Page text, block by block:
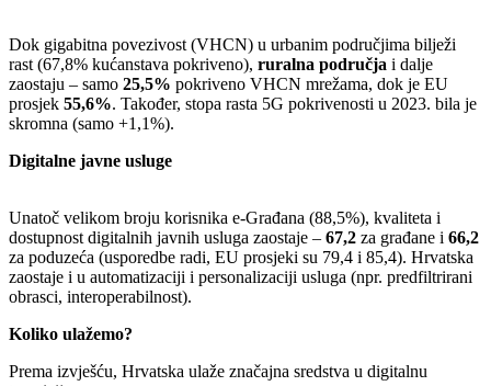
Dok gigabitna povezivost (VHCN) u urbanim područjima bilježi
rast (67,8% kućanstava pokriveno), ruralna područja i dalje
zaostaju – samo 25,5% pokriveno VHCN mrežama, dok je EU
prosjek 55,6%. Također, stopa rasta 5G pokrivenosti u 2023. bila je
skromna (samo +1,1%).
Digitalne javne usluge
Unatoč velikom broju korisnika e-Građana (88,5%), kvaliteta i
dostupnost digitalnih javnih usluga zaostaje – 67,2 za građane i 66,2
za poduzeća (usporedbe radi, EU prosjeki su 79,4 i 85,4). Hrvatska
zaostaje i u automatizaciji i personalizaciji usluga (npr. predfiltrirani
obrasci, interoperabilnost).
Koliko ulažemo?
Prema izvješću, Hrvatska ulaže značajna sredstva u digitalnu